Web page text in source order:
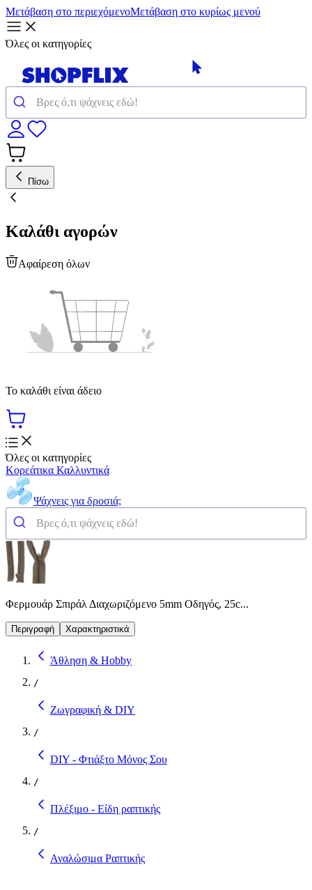
Μετάβαση στο περιεχόμενοΜετάβαση στο κυρίως μενού
Όλες οι κατηγορίες
Πίσω
Καλάθι αγορών
Αφαίρεση όλων
Το καλάθι είναι άδειο
Όλες οι κατηγορίες
Κορεάτικα Καλλυντικά
Ψάχνεις για δροσιά;
Φερμουάρ Σπιράλ Διαχωριζόμενο 5mm Οδηγός, 25c...
Περιγραφή Χαρακτηριστικά
Άθληση & Hobby
/
Ζωγραφική & DIY
/
DIY - Φτιάξτο Μόνος Σου
/
Πλέξιμο - Είδη ραπτικής
/
Αναλώσιμα Ραπτικής